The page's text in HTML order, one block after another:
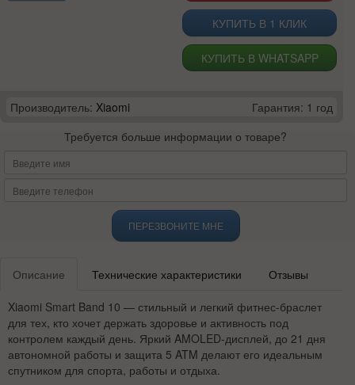
КУПИТЬ В 1 КЛИК
КУПИТЬ В WHATSAPP
Производитель: Xiaomi
Гарантия: 1 год
Требуется больше информации о товаре?
ПЕРЕЗВОНИТЕ МНЕ
Описание Технические характеристики Отзывы
Xiaomi Smart Band 10 — стильный и легкий фитнес-браслет
для тех, кто хочет держать здоровье и активность под
контролем каждый день. Яркий AMOLED-дисплей, до 21 дня
автономной работы и защита 5 ATM делают его идеальным
спутником для спорта, работы и отдыха.